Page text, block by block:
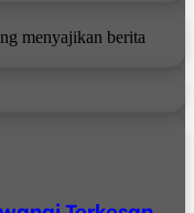
menyajikan berita